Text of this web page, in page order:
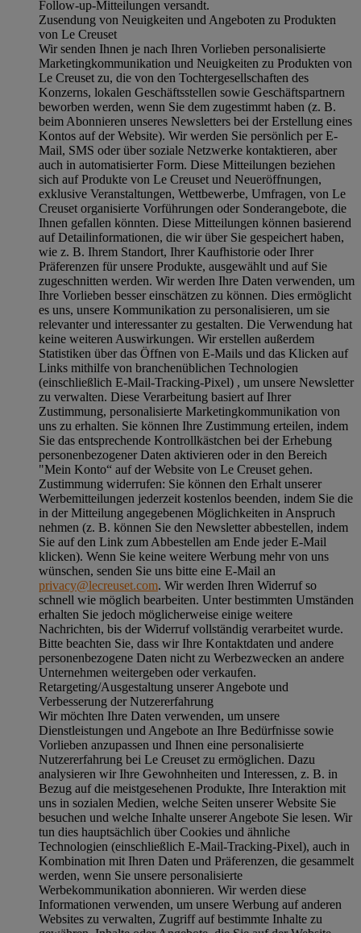
Follow-up-Mitteilungen versandt.
Zusendung von Neuigkeiten und Angeboten zu Produkten
von Le Creuset
Wir senden Ihnen je nach Ihren Vorlieben personalisierte
Marketingkommunikation und Neuigkeiten zu Produkten von
Le Creuset zu, die von den Tochtergesellschaften des
Konzerns, lokalen Geschäftsstellen sowie Geschäftspartnern
beworben werden, wenn Sie dem zugestimmt haben (z. B.
beim Abonnieren unseres Newsletters bei der Erstellung eines
Kontos auf der Website). Wir werden Sie persönlich per E-
Mail, SMS oder über soziale Netzwerke kontaktieren, aber
auch in automatisierter Form. Diese Mitteilungen beziehen
sich auf Produkte von Le Creuset und Neueröffnungen,
exklusive Veranstaltungen, Wettbewerbe, Umfragen, von Le
Creuset organisierte Vorführungen oder Sonderangebote, die
Ihnen gefallen könnten. Diese Mitteilungen können basierend
auf Detailinformationen, die wir über Sie gespeichert haben,
wie z. B. Ihrem Standort, Ihrer Kaufhistorie oder Ihrer
Präferenzen für unsere Produkte, ausgewählt und auf Sie
zugeschnitten werden. Wir werden Ihre Daten verwenden, um
Ihre Vorlieben besser einschätzen zu können. Dies ermöglicht
es uns, unsere Kommunikation zu personalisieren, um sie
relevanter und interessanter zu gestalten. Die Verwendung hat
keine weiteren Auswirkungen. Wir erstellen außerdem
Statistiken über das Öffnen von E-Mails und das Klicken auf
Links mithilfe von branchenüblichen Technologien
(einschließlich E-Mail-Tracking-Pixel) , um unsere Newsletter
zu verwalten. Diese Verarbeitung basiert auf Ihrer
Zustimmung, personalisierte Marketingkommunikation von
uns zu erhalten. Sie können Ihre Zustimmung erteilen, indem
Sie das entsprechende Kontrollkästchen bei der Erhebung
personenbezogener Daten aktivieren oder in den Bereich
"Mein Konto“ auf der Website von Le Creuset gehen.
Zustimmung widerrufen: Sie können den Erhalt unserer
Werbemitteilungen jederzeit kostenlos beenden, indem Sie die
in der Mitteilung angegebenen Möglichkeiten in Anspruch
nehmen (z. B. können Sie den Newsletter abbestellen, indem
Sie auf den Link zum Abbestellen am Ende jeder E-Mail
klicken). Wenn Sie keine weitere Werbung mehr von uns
wünschen, senden Sie uns bitte eine E-Mail an
privacy@lecreuset.com. Wir werden Ihren Widerruf so
schnell wie möglich bearbeiten. Unter bestimmten Umständen
erhalten Sie jedoch möglicherweise einige weitere
Nachrichten, bis der Widerruf vollständig verarbeitet wurde.
Bitte beachten Sie, dass wir Ihre Kontaktdaten und andere
personenbezogene Daten nicht zu Werbezwecken an andere
Unternehmen weitergeben oder verkaufen.
Retargeting/Ausgestaltung unserer Angebote und
Verbesserung der Nutzererfahrung
Wir möchten Ihre Daten verwenden, um unsere
Dienstleistungen und Angebote an Ihre Bedürfnisse sowie
Vorlieben anzupassen und Ihnen eine personalisierte
Nutzererfahrung bei Le Creuset zu ermöglichen. Dazu
analysieren wir Ihre Gewohnheiten und Interessen, z. B. in
Bezug auf die meistgesehenen Produkte, Ihre Interaktion mit
uns in sozialen Medien, welche Seiten unserer Website Sie
besuchen und welche Inhalte unserer Angebote Sie lesen. Wir
tun dies hauptsächlich über Cookies und ähnliche
Technologien (einschließlich E-Mail-Tracking-Pixel), auch in
Kombination mit Ihren Daten und Präferenzen, die gesammelt
werden, wenn Sie unsere personalisierte
Werbekommunikation abonnieren. Wir werden diese
Informationen verwenden, um unsere Werbung auf anderen
Websites zu verwalten, Zugriff auf bestimmte Inhalte zu